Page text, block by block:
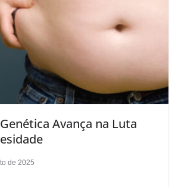
Avança na Luta
de 2025